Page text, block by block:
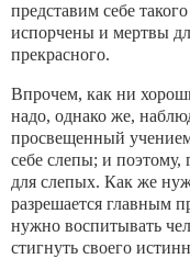
представим себе
испорчены и мертвы
прекрасного.
Впрочем, как ни
надо, однако же,
просвещенный
себе слепы; и поэтому,
для слепых. Как же
разрешается главным
нужно воспитывать
стигнуть своего